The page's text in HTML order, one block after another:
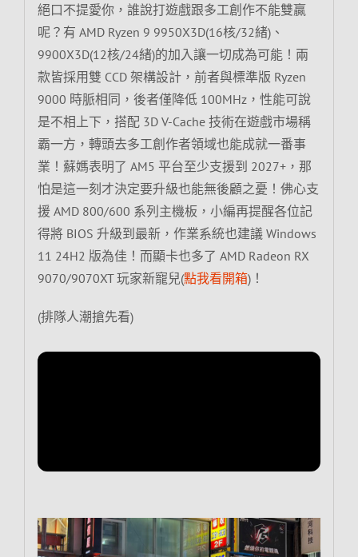
絕口不提愛你，誰說打遊戲跟多工創作不能雙贏
呢？有 AMD Ryzen 9 9950X3D(16核/32緒)、
9900X3D(12核/24緒)的加入讓一切成為可能！兩
款皆採用雙 CCD 架構設計，前者與標準版 Ryzen
9000 時脈相同，後者僅降低 100MHz，性能可說
是不相上下，搭配 3D V-Cache 技術在遊戲市場稱
霸一方，轉頭去多工創作者領域也能成就一番事
業！蘇媽表明了 AM5 平台至少支援到 2027+，那
怕是這一刻才決定要升級也能無後顧之憂！佛心支
援 AMD 800/600 系列主機板，小編再提醒各位記
得將 BIOS 升級到最新，作業系統也建議 Windows
11 24H2 版為佳！而顯卡也多了 AMD Radeon RX
9070/9070XT 玩家新寵兒(點我看開箱)！
(排隊人潮搶先看)